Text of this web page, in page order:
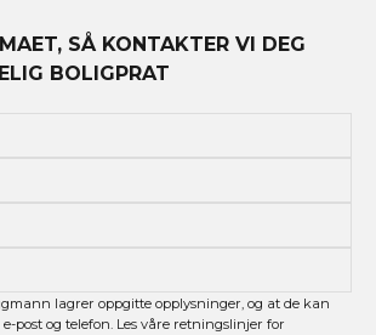
SÅ KONTAKTER VI DEG
BOLIGPRAT
lagrer oppgitte opplysninger, og at de kan
post og telefon. Les våre retningslinjer for